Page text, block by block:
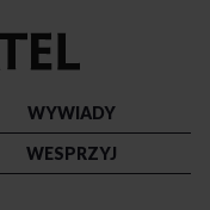
strony
WYWIADY
WESPRZYJ